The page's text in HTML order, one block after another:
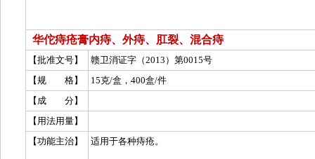
华佗痔疮膏内痔、外痔、肛裂、混合痔
【批准文号】
赣卫消证字（2013）第0015号
【规 格】
15克/盒，400盒/件
【成 分】
【用法用量】
【功能主治】
适用于各种痔疮。